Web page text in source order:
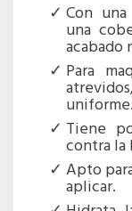
Con
una
acabado
Para
uniforme.
Tiene
contra la
Apto
aplicar.